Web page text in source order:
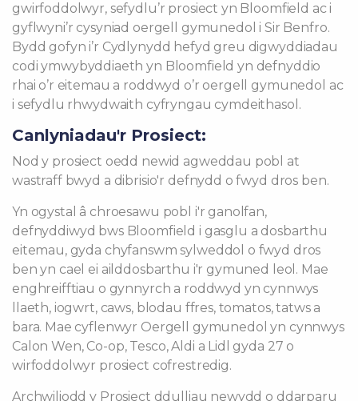
gwirfoddolwyr, sefydlu’r prosiect yn Bloomfield ac i
gyflwyni’r cysyniad oergell gymunedol i Sir Benfro.
Bydd gofyn i’r Cydlynydd hefyd greu digwyddiadau
codi ymwybyddiaeth yn Bloomfield yn defnyddio
rhai o’r eitemau a roddwyd o’r oergell gymunedol ac
i sefydlu rhwydwaith cyfryngau cymdeithasol.
Canlyniadau'r Prosiect:
Nod y prosiect oedd newid agweddau pobl at
wastraff bwyd a dibrisio'r defnydd o fwyd dros ben.
Yn ogystal â chroesawu pobl i'r ganolfan,
defnyddiwyd bws Bloomfield i gasglu a dosbarthu
eitemau, gyda chyfanswm sylweddol o fwyd dros
ben yn cael ei ailddosbarthu i'r gymuned leol. Mae
enghreifftiau o gynnyrch a roddwyd yn cynnwys
llaeth, iogwrt, caws, blodau ffres, tomatos, tatws a
bara. Mae cyflenwyr Oergell gymunedol yn cynnwys
Calon Wen, Co-op, Tesco, Aldi a Lidl gyda 27 o
wirfoddolwyr prosiect cofrestredig.
Archwiliodd y Prosiect ddulliau newydd o ddarparu